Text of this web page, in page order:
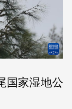
国家湿地公